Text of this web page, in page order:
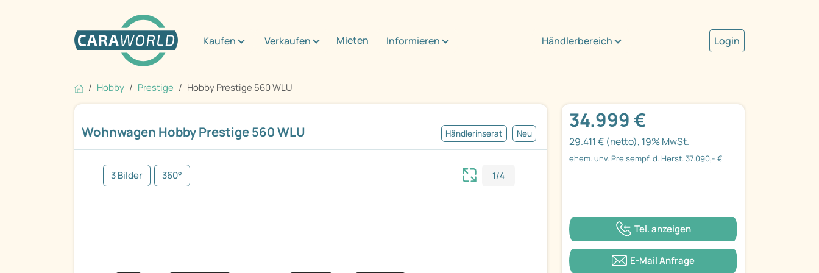
Kaufen Verkaufen Mieten Informieren Händlerbereich Login
Hobby Prestige Hobby Prestige 560 WLU
Wohnwagen Hobby Prestige 560 WLU Händlerinserat Neu
3 Bilder 360° 1/4
34.999 €
29.411 € (netto), 19% MwSt.
ehem. unv. Preisempf. d. Herst. 37.090,- €
Tel. anzeigen
E-Mail Anfrage